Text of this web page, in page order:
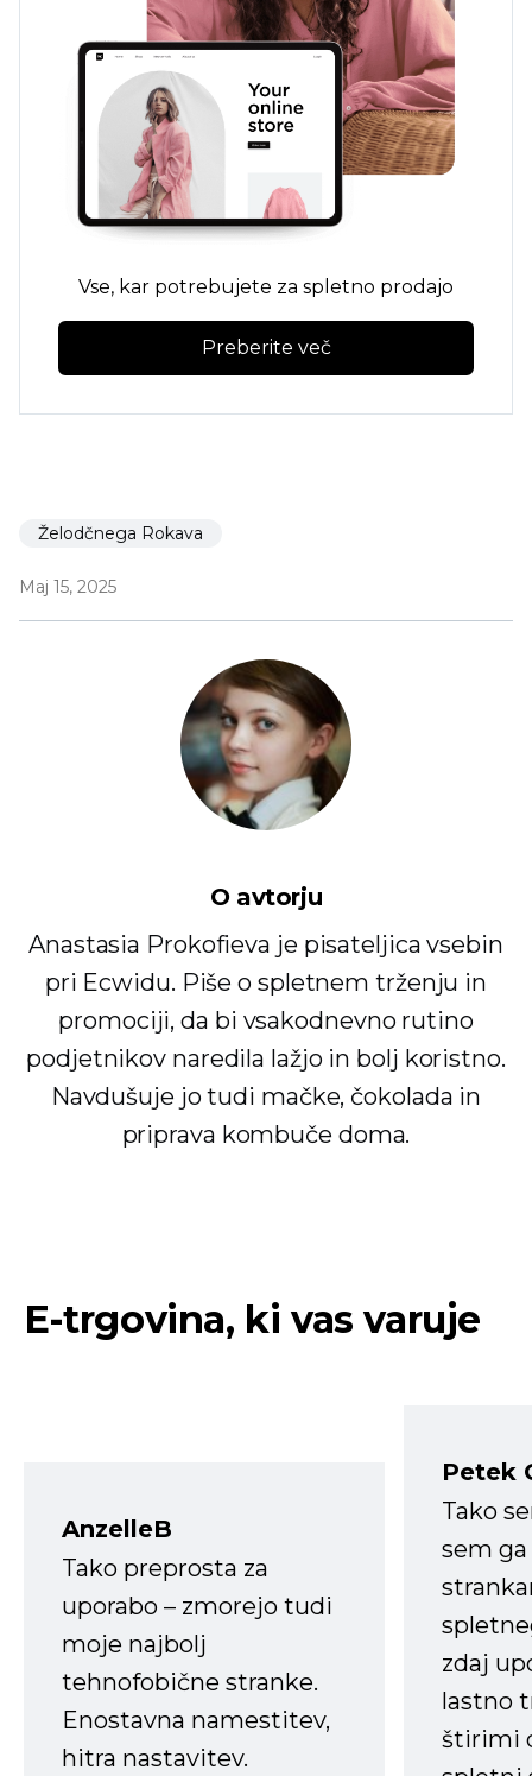
Vse, kar potrebujete za spletno prodajo
Preberite več
Želodčnega Rokava
Maj 15, 2025
O avtorju
Anastasia Prokofieva je pisateljica vsebin
pri Ecwidu. Piše o spletnem trženju in
promociji, da bi vsakodnevno rutino
podjetnikov naredila lažjo in bolj koristno.
Navdušuje jo tudi mačke, čokolada in
priprava kombuče doma.
E-trgovina, ki vas varuje
AnzelleB
Tako preprosta za
uporabo – zmorejo tudi
moje najbolj
tehnofobične stranke.
Enostavna namestitev,
hitra nastavitev.
Petek
Tako
sem
zdaj
lastno
štirimi